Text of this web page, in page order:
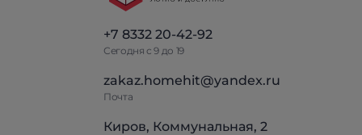
+7 8332 20-42-92
Сегодня с 9 до 19
zakaz.homehit@yandex.ru
Почта
Киров, Коммунальная, 2